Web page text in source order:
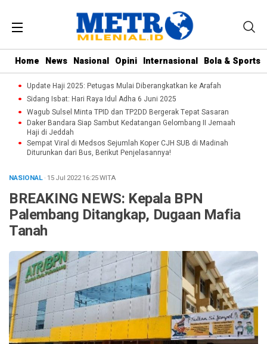
Home News Nasional Opini Internasional Bola & Sports
Update Haji 2025: Petugas Mulai Diberangkatkan ke Arafah
Sidang Isbat: Hari Raya Idul Adha 6 Juni 2025
Wagub Sulsel Minta TPID dan TP2DD Bergerak Tepat Sasaran
Daker Bandara Siap Sambut Kedatangan Gelombang II Jemaah
Haji di Jeddah
Sempat Viral di Medsos Sejumlah Koper CJH SUB di Madinah
Diturunkan dari Bus, Berikut Penjelasannya!
NASIONAL· 15 Jul 202216:25WITA
BREAKING NEWS: Kepala BPN
Palembang Ditangkap, Dugaan Mafia
Tanah